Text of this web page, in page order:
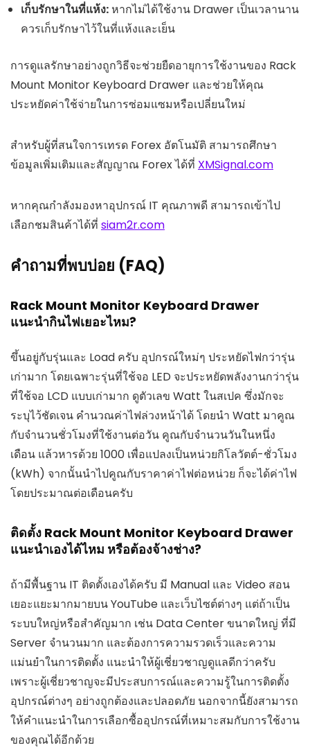
เก็บรักษาในที่แห้ง:หากไม่ได้ใช้งาน Drawer เป็นเวลานาน
ควรเก็บรักษาไว้ในที่แห้งและเย็น
การดูแลรักษาอย่างถูกวิธีจะช่วยยืดอายุการใช้งานของ Rack
Mount Monitor Keyboard Drawer และช่วยให้คุณ
ประหยัดค่าใช้จ่ายในการซ่อมแซมหรือเปลี่ยนใหม่
สำหรับผู้ที่สนใจการเทรด Forex อัตโนมัติ สามารถศึกษา
ข้อมูลเพิ่มเติมและสัญญาณ Forex ได้ที่ XMSignal.com
หากคุณกำลังมองหาอุปกรณ์ IT คุณภาพดี สามารถเข้าไป
เลือกชมสินค้าได้ที่ siam2r.com
คำถามที่พบบ่อย (FAQ)
Rack Mount Monitor Keyboard Drawer
แนะนำกินไฟเยอะไหม?
ขึ้นอยู่กับรุ่นและ Load ครับ อุปกรณ์ใหม่ๆ ประหยัดไฟกว่ารุ่น
เก่ามาก โดยเฉพาะรุ่นที่ใช้จอ LED จะประหยัดพลังงานกว่ารุ่น
ที่ใช้จอ LCD แบบเก่ามาก ดูตัวเลข Watt ในสเปค ซึ่งมักจะ
ระบุไว้ชัดเจน คำนวณค่าไฟล่วงหน้าได้ โดยนำ Watt มาคูณ
กับจำนวนชั่วโมงที่ใช้งานต่อวัน คูณกับจำนวนวันในหนึ่ง
เดือน แล้วหารด้วย 1000 เพื่อแปลงเป็นหน่วยกิโลวัตต์-ชั่วโมง
(kWh) จากนั้นนำไปคูณกับราคาค่าไฟต่อหน่วย ก็จะได้ค่าไฟ
โดยประมาณต่อเดือนครับ
ติดตั้ง Rack Mount Monitor Keyboard Drawer
แนะนำเองได้ไหม หรือต้องจ้างช่าง?
ถ้ามีพื้นฐาน IT ติดตั้งเองได้ครับ มี Manual และ Video สอน
เยอะแยะมากมายบน YouTube และเว็บไซต์ต่างๆ แต่ถ้าเป็น
ระบบใหญ่หรือสำคัญมาก เช่น Data Center ขนาดใหญ่ ที่มี
Server จำนวนมาก และต้องการความรวดเร็วและความ
แม่นยำในการติดตั้ง แนะนำให้ผู้เชี่ยวชาญดูแลดีกว่าครับ
เพราะผู้เชี่ยวชาญจะมีประสบการณ์และความรู้ในการติดตั้ง
อุปกรณ์ต่างๆ อย่างถูกต้องและปลอดภัย นอกจากนี้ยังสามารถ
ให้คำแนะนำในการเลือกซื้ออุปกรณ์ที่เหมาะสมกับการใช้งาน
ของคุณได้อีกด้วย